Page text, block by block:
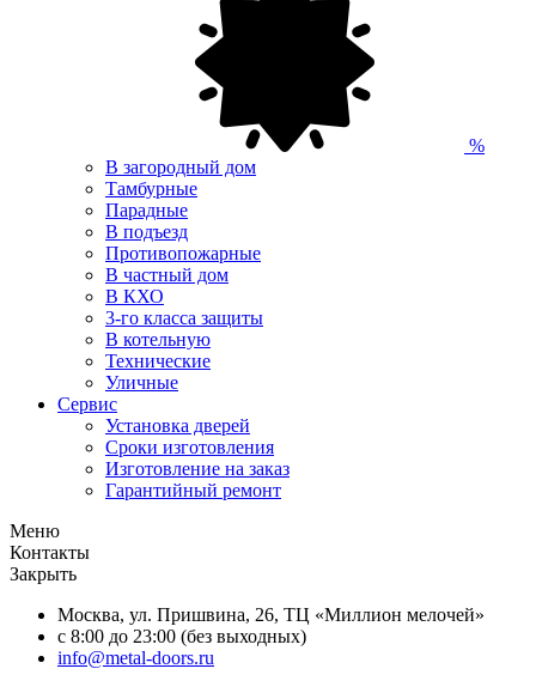
%
В загородный дом
Тамбурные
Парадные
В подъезд
Противопожарные
В частный дом
В КХО
3-го класса защиты
В котельную
Технические
Уличные
Сервис
Установка дверей
Сроки изготовления
Изготовление на заказ
Гарантийный ремонт
Меню
Контакты
Закрыть
Москва, ул. Пришвина, 26, ТЦ «Миллион мелочей»
с 8:00 до 23:00 (без выходных)
info@metal-doors.ru